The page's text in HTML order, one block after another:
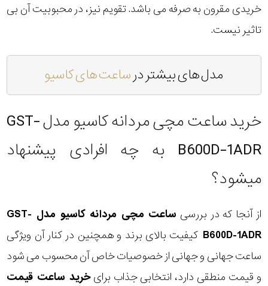
خریدی مقرون به صرفه می باشد. تقویم نیز، در محبوبیت آن بی
تاثیر نیست.
مدل های بیشتر درساعت های کاسیو
خرید ساعت مچی مردانه کاسیو مدل GST-
B600D-1ADR به چه افرادی پیشنهاد
میشود؟
از آنجا که در بررسی
ساعت مچی مردانه کاسیو مدل GST-
B600D-1ADR کیفیت بالای برند و همچنین در کنار آن ویژگی
ساعت جهانی و جهانی از خصوصیات خاص آن محسوب می شود
و قیمت منطقی دارد، انتخابی جذاب برایخرید ساعت قیمت